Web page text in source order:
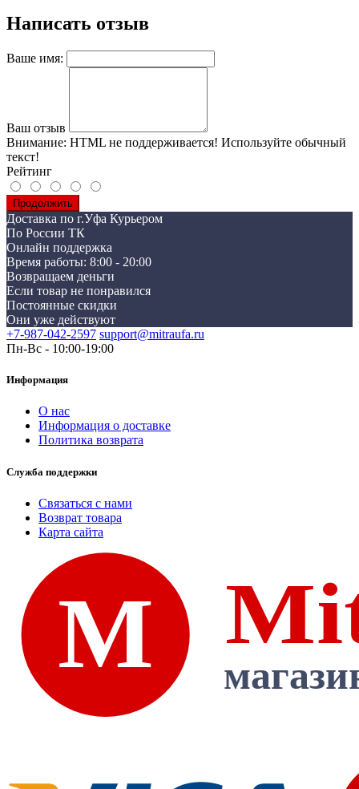
Написать отзыв
Ваше имя:
Ваш отзыв
Внимание: HTML не поддерживается! Используйте обычный
текст!
Рейтинг
Продолжить
Доставка по г.Уфа Курьером
По России ТК
Онлайн поддержка
Время работы: 8:00 - 20:00
Возвращаем деньги
Если товар не понравился
Постоянные скидки
Они уже действуют
+7-987-042-2597 support@mitraufa.ru
Пн-Вс - 10:00-19:00
Информация
О нас
Информация о доставке
Политика возврата
Служба поддержки
Связаться с нами
Возврат товара
Карта сайта